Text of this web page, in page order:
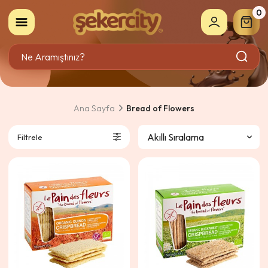
0
Ana Sayfa Bread of Flowers
Filtrele